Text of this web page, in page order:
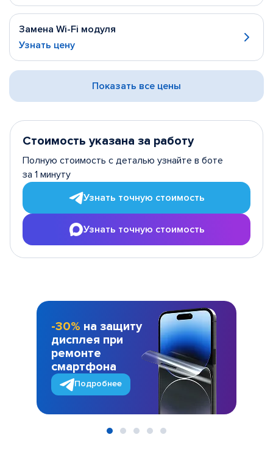
Замена Wi-Fi модуля
Узнать цену
Показать все цены
Стоимость указана за работу
Полную стоимость с деталью узнайте в боте
за 1 минуту
Узнать точную стоимость
Узнать точную стоимость
-30% на защиту
дисплея при
ремонте
смартфона
Подробнее